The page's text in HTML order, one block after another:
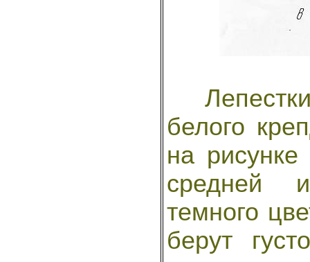
белого
на
средней
темного
берут